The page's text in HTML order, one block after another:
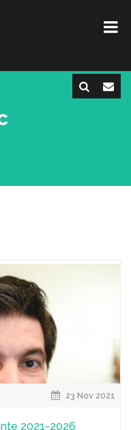
23 Nov 2021
2021-2026